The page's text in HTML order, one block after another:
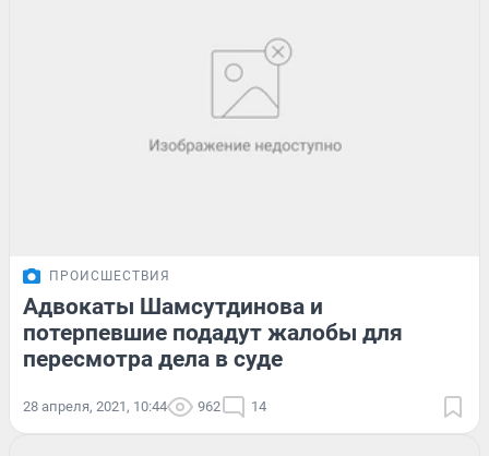
ПРОИСШЕСТВИЯ
Адвокаты Шамсутдинова и
потерпевшие подадут жалобы для
пересмотра дела в суде
28 апреля, 2021, 10:44 962 14